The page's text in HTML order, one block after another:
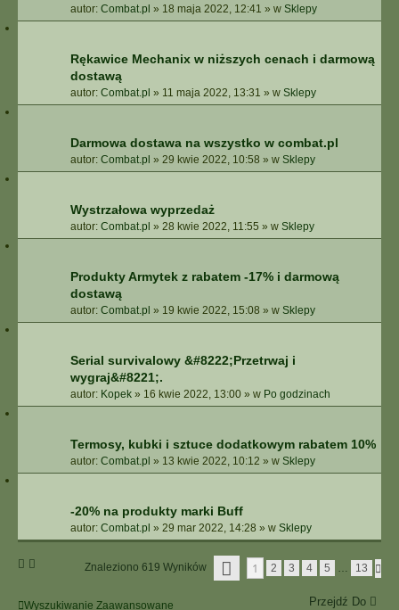
autor: Combat.pl » 18 maja 2022, 12:41 » w Sklepy
Rękawice Mechanix w niższych cenach i darmową
dostawą
autor: Combat.pl » 11 maja 2022, 13:31 » w Sklepy
Darmowa dostawa na wszystko w combat.pl
autor: Combat.pl » 29 kwie 2022, 10:58 » w Sklepy
Wystrzałowa wyprzedaż
autor: Combat.pl » 28 kwie 2022, 11:55 » w Sklepy
Produkty Armytek z rabatem -17% i darmową
dostawą
autor: Combat.pl » 19 kwie 2022, 15:08 » w Sklepy
Serial survivalowy &#8222;Przetrwaj i
wygraj&#8221;.
autor: Kopek » 16 kwie 2022, 13:00 » w Po godzinach
Termosy, kubki i sztuce dodatkowym rabatem 10%
autor: Combat.pl » 13 kwie 2022, 10:12 » w Sklepy
-20% na produkty marki Buff
autor: Combat.pl » 29 mar 2022, 14:28 » w Sklepy
Znaleziono 619 Wyników 1 2 3 4 5 … 13
Wyszukiwanie Zaawansowane Przejdź Do